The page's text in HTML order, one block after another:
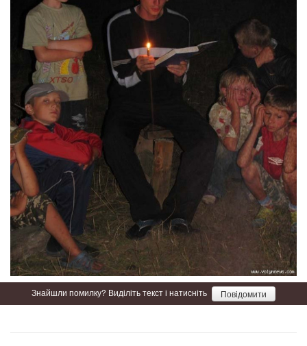
Знайшли помилку? Виділіть текст і натисніть Повідомити